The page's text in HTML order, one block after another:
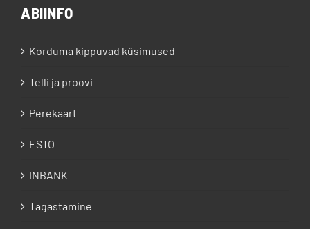
ABIINFO
Korduma kippuvad küsimused
Telli ja proovi
Perekaart
ESTO
INBANK
Tagastamine